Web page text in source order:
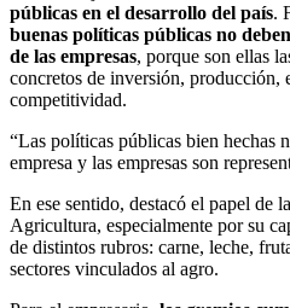
públicas en el desarrollo del país.
buenas políticas públicas no
de las empresas, porque son ellas
concretos de inversión, producción,
competitividad.
“Las políticas públicas bien hechas
empresa y las empresas son
En ese sentido, destacó el papel de
Agricultura, especialmente por su
de distintos rubros: carne, leche,
sectores vinculados al agro.